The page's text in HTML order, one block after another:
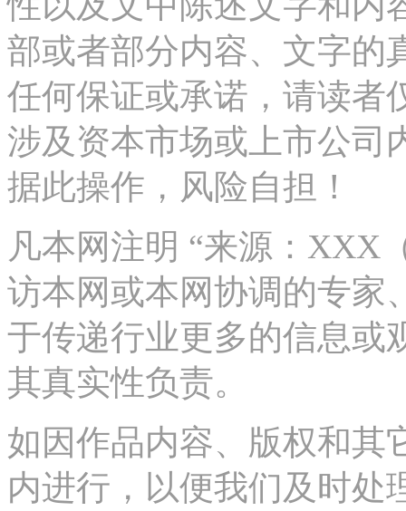
部或者部分内容、文字的
任何保证或承诺，请读者
涉及资本市场或上市公司
据此操作，风险自担！
凡本网注明 “来源：XXX
访本网或本网协调的专家
于传递行业更多的信息或
其真实性负责。
如因作品内容、版权和其
内进行，以便我们及时处